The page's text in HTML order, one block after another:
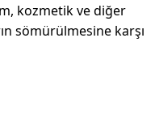
kozmetik ve diğer
sömürülmesine karşı